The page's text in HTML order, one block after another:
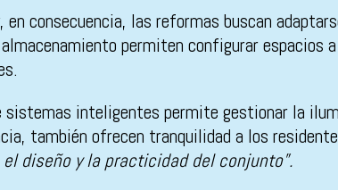
consecuencia, las reformas buscan
permiten configurar espacios
inteligentes permite gestionar la
también ofrecen tranquilidad a los
diseño y la practicidad del conjunto”.